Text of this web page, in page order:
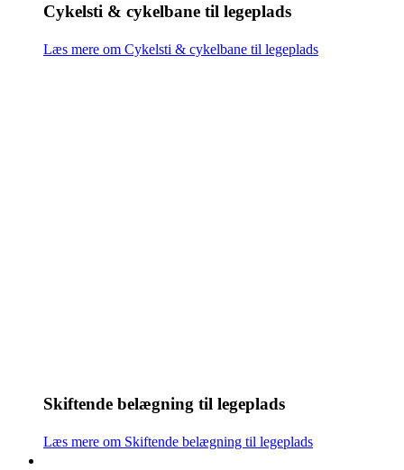
Cykelsti & cykelbane til legeplads
Læs mere om Cykelsti & cykelbane til legeplads
Skiftende belægning til legeplads
Læs mere om Skiftende belægning til legeplads